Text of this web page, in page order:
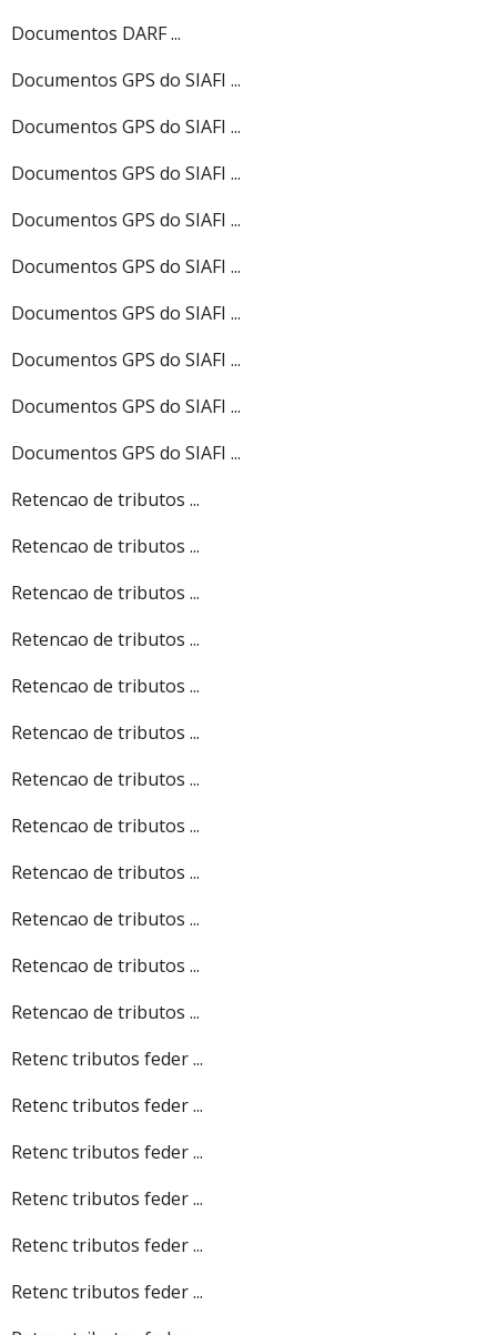
Documentos DARF ...
Documentos GPS do SIAFI ...
Documentos GPS do SIAFI ...
Documentos GPS do SIAFI ...
Documentos GPS do SIAFI ...
Documentos GPS do SIAFI ...
Documentos GPS do SIAFI ...
Documentos GPS do SIAFI ...
Documentos GPS do SIAFI ...
Documentos GPS do SIAFI ...
Retencao de tributos ...
Retencao de tributos ...
Retencao de tributos ...
Retencao de tributos ...
Retencao de tributos ...
Retencao de tributos ...
Retencao de tributos ...
Retencao de tributos ...
Retencao de tributos ...
Retencao de tributos ...
Retencao de tributos ...
Retencao de tributos ...
Retenc tributos feder ...
Retenc tributos feder ...
Retenc tributos feder ...
Retenc tributos feder ...
Retenc tributos feder ...
Retenc tributos feder ...